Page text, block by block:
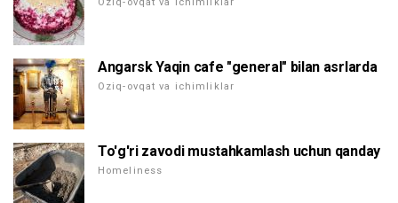
Oziq-ovqat va ichimliklar
Angarsk Yaqin cafe "general" bilan asrlarda
Oziq-ovqat va ichimliklar
To'g'ri zavodi mustahkamlash uchun qanday
Homeliness